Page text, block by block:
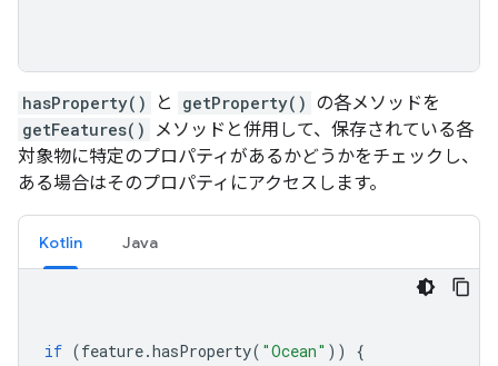
hasProperty() と getProperty() の各メソッドを
getFeatures()
メソッドと併用して、保存されている各
対象物に特定のプロパティがあるかどうかをチェックし、
ある場合はそのプロパティにアクセスします。
Kotlin Java
if (feature.hasProperty( "Ocean" ))
{